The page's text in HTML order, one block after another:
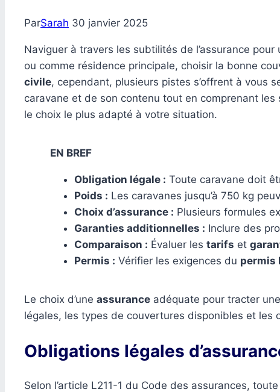
ParSarah 30 janvier 2025
Naviguer à travers les subtilités de l’assurance
ou comme résidence principale, choisir la bonne
civile, cependant, plusieurs pistes s’offrent à vous
caravane et de son contenu tout en comprenant
le choix le plus adapté à votre situation.
EN BREF
Obligation légale : Toute caravane doit
Poids : Les caravanes jusqu’à 750 kg
Choix d’assurance : Plusieurs formules
Garanties additionnelles : Inclure des
Comparaison : Évaluer les tarifs et
Permis : Vérifier les exigences du permis
Le choix d’une assurance adéquate pour tracter
légales, les types de couvertures disponibles et
Obligations légales
Selon l’article L211-1 du Code des assurances,